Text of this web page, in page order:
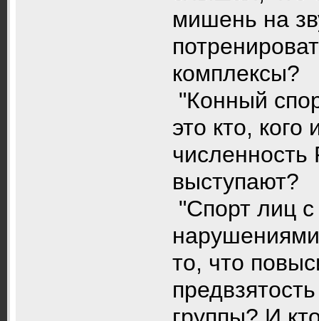
мишень на
комплексы?
"Конный
это кто, кого
численность
выступают?
"Спорт лиц
то, что